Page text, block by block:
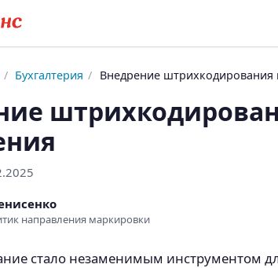
/ Бухгалтерия / Внедрение штрихкодирования
направления маркировки
стало незаменимым инструментом